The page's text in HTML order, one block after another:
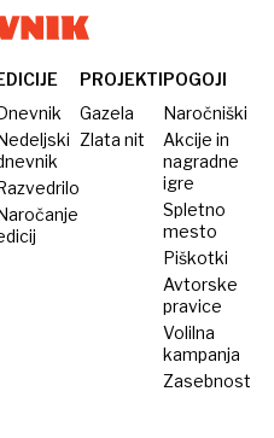
PROJEKTI
Gazela
Zlata nit
POGOJI
Naročniški
Akcije in
nagradne
igre
Spletno
mesto
Piškotki
Avtorske
pravice
Volilna
kampanja
Zasebnost